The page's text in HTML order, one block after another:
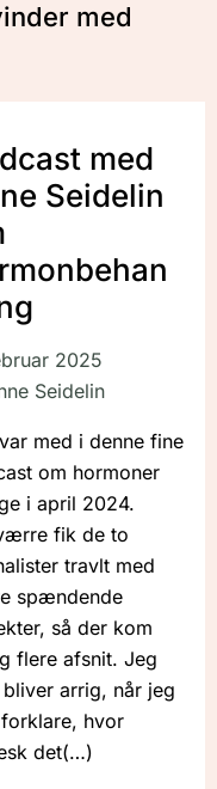
med
med
Seidelin
2025
Seidelin
med i denne fine
om hormoner
i april 2024.
fik de to
travlt med
spændende
så der kom
flere afsnit. Jeg
arrig, når jeg
hvor
det